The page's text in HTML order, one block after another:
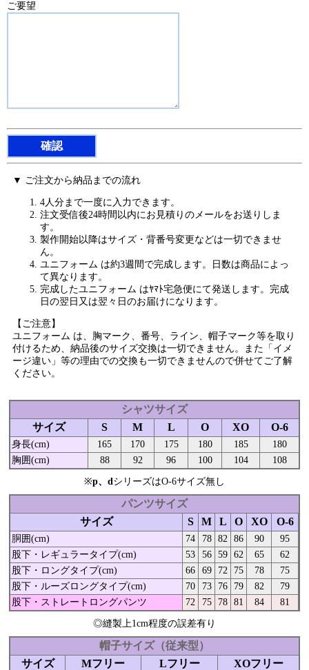
ご要望
▼ ご注文から納品までの流れ
4人分まで一度に入力できます。
注文受信後24時間以内にお見積りのメールをお送りしま
す。
製作開始以降はサイズ・背番号変更などは一切できませ
ん。
ユニフォーム は約3週間で完成します。日数は商品によっ
て異なります。
完成したユニフォーム はﾔﾏﾄ宅急便にて発送します。完成
日の翌日又は翌々日のお届けになります。
【ご注意】
ユニフォーム は、胸マーク、番号、ライン、帽子マーク等を取り
付けるため、納品後のサイズ交換は一切できません。また「イメ
ージ違い」等の理由での交換も一切できませんので併せてご了解
ください。
シャツサイズ
サイズ
S M L O XO O-6
身長(cm) 165 170 175 180 185
180
胸囲(cm)
88 92 96 100 104 108
※p、dシリーズはO-6サイズ無し
パンツサイズ
サイズ
S M L O XO O-6
胴囲(cm) 74 78 82 86 90
95
股下・レギュラータイプ(cm)
53 56 59 62 65
62
股下・ロングタイプ(cm)
66 69 72 75 78
75
股下・ルーズロングタイプ(cm)
70 73 76 79 82
79
股下・ストレートロングパンツ
72 75 78 81 84 81
◎縫製上1cm程度の誤差有り
帽子サイズ（従来型）
サイズ
Mフリー Lフリー XOフリー